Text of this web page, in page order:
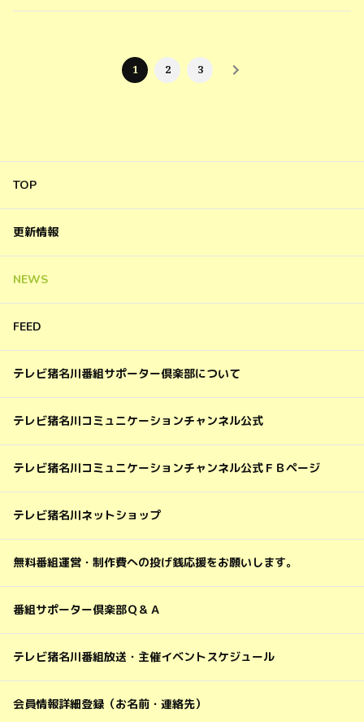
1 2 3
TOP
更新情報
NEWS
FEED
テレビ猪名川番組サポーター倶楽部について
テレビ猪名川コミュニケーションチャンネル公式
テレビ猪名川コミュニケーションチャンネル公式ＦＢページ
テレビ猪名川ネットショップ
無料番組運営・制作費への投げ銭応援をお願いします。
番組サポーター倶楽部Ｑ＆Ａ
テレビ猪名川番組放送・主催イベントスケジュール
会員情報詳細登録（お名前・連絡先）